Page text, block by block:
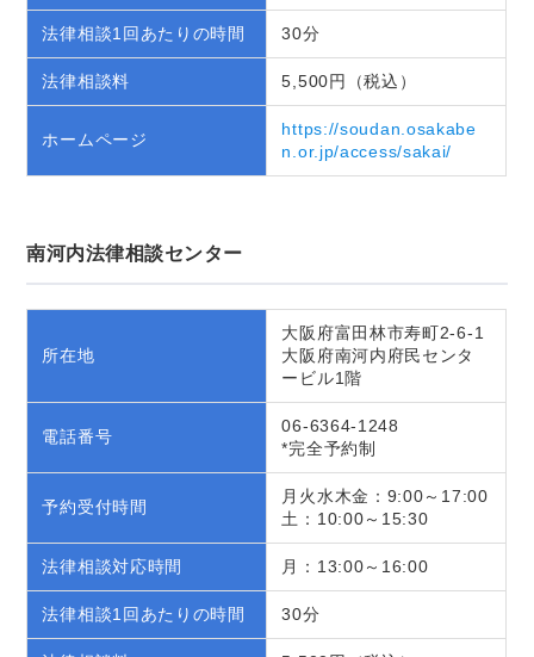
法律相談1回あたりの時間 30分
法律相談料 5,500円（税込）
ホームページ
https://soudan.osakabe
n.or.jp/access/sakai/
南河内法律相談センター
所在地
大阪府富田林市寿町2-6-1
大阪府南河内府民センタ
ービル1階
電話番号
06-6364-1248
*完全予約制
予約受付時間
月火水木金：9:00～17:00
土：10:00～15:30
法律相談対応時間 月：13:00～16:00
法律相談1回あたりの時間 30分